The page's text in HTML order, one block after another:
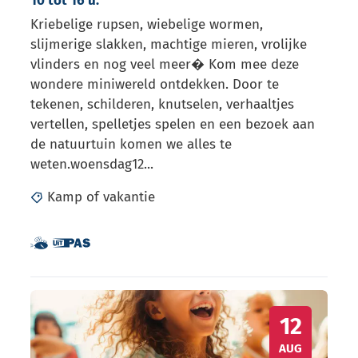
Kriebelige rupsen, wiebelige wormen,
slijmerige slakken, machtige mieren, vrolijke
vlinders en nog veel meer� Kom mee deze
wondere miniwereld ontdekken. Door te
tekenen, schilderen, knutselen, verhaaltjes
vertellen, spelletjes spelen en een bezoek aan
de natuurtuin komen we alles te
weten.woensdag12...
Kamp of vakantie
Samen met kinderen eropuit!
WO
12
AUG
Moves kleuterdanskamp (�2022-�2020) 10 tot 16 u.